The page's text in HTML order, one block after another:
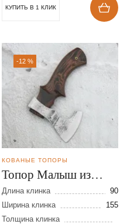
КУПИТЬ В 1 КЛИК
-12 %
КОВАНЫЕ ТОПОРЫ
Топор Малыш из
стали 9ХС
Длина клинка
90
Ширина клинка
155
Толщина клинка